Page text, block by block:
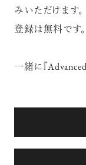
みいただけます。
登録は無料です。
一緒に『